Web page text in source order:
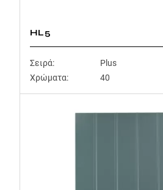
HL5
Σειρά:
Plus
Χρώματα:
40